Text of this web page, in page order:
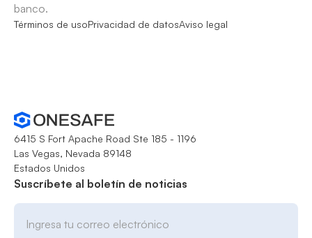
banco.
Términos de usoPrivacidad de datosAviso legal
6415 S Fort Apache Road Ste 185 - 1196
Las Vegas, Nevada 89148
Estados Unidos
Suscríbete al boletín de noticias